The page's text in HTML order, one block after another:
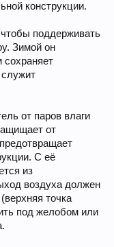
конструкции.
поддерживать
Зимой он
сохраняет
от паров влаги
от
С её
из
воздуха должен
точка
под желобом или